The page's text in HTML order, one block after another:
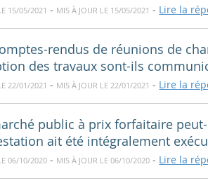
15/05/2021 - MIS À JOUR LE 15/05/2021 - Lire la
rendus de réunions de
des travaux sont-ils
22/01/2021 - MIS À JOUR LE 22/01/2021 - Lire la
public à prix forfaitaire
ait été intégralement
06/10/2020 - MIS À JOUR LE 06/10/2020 - Lire la